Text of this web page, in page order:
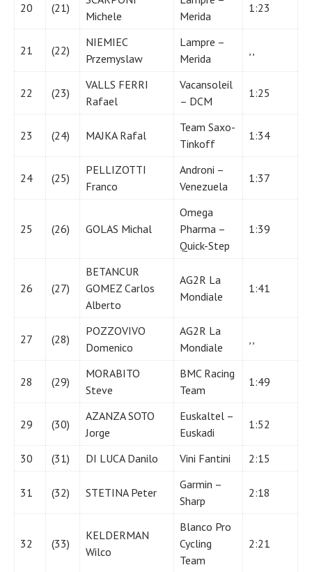
20 (21)
Michele
Merida
1:23
21 (22)
NIEMIEC
Przemyslaw
Lampre –
Merida
22 (23)
VALLS FERRI
Rafael
Vacansoleil
– DCM
1:25
23 (24) MAJKA Rafal
Team Saxo-
Tinkoff
1:34
24 (25)
PELLIZOTTI
Franco
Androni –
Venezuela
1:37
25 (26) GOLAS Michal
Omega
Pharma –
Quick-Step
1:39
26 (27)
BETANCUR
GOMEZ Carlos
Alberto
AG2R La
Mondiale
1:41
27 (28)
POZZOVIVO
Domenico
AG2R La
Mondiale
28 (29)
MORABITO
Steve
BMC Racing
Team
1:49
29 (30)
AZANZA SOTO
Jorge
Euskaltel –
Euskadi
1:52
30 (31) DI LUCA Danilo Vini Fantini 2:15
31 (32) STETINA Peter
Garmin –
Sharp
2:18
32 (33)
KELDERMAN
Wilco
Blanco Pro
Cycling
Team
2:21